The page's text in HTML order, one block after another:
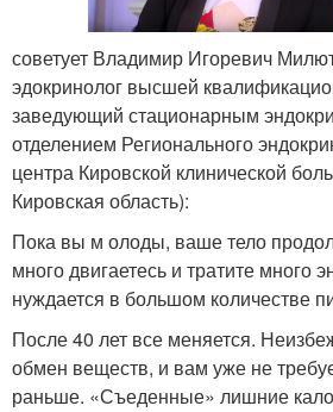
советует Владимир Игоревич
эдокринолог высшей
заведующий стационарным
отделением Регионального
центра Кировской клинической
Кировская область):
Пока вы м олоды, ваше тело
много двигаетесь и тратите много
нуждается в большом количестве
После 40 лет все меняется.
обмен веществ, и вам уже не
раньше. «Съеденные» лишние